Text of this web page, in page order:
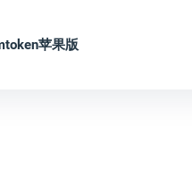
苹果版